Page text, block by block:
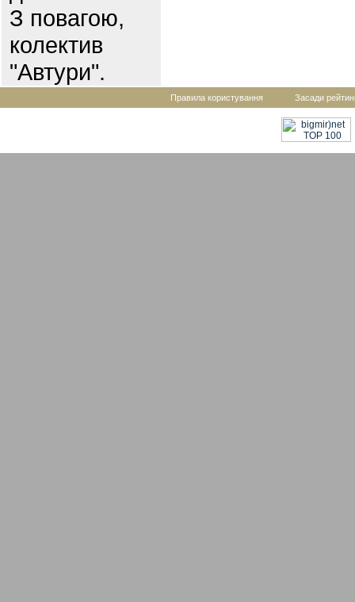
З повагою,
колектив
"Автури".
Правила користування Засади